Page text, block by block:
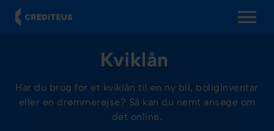
Kviklån
Har du brug for et kviklån til en ny bil, boliginventar
eller en drømmerejse? Så kan du nemt ansøge om
det online.